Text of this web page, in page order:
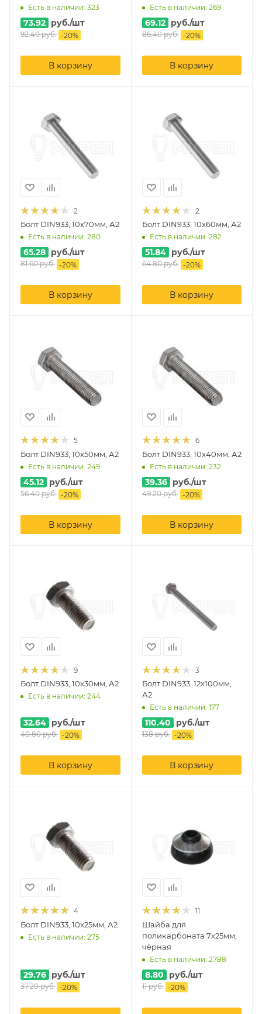
Есть в наличии: 323
73.92 руб./шт
92.40руб. -20%
В корзину
Есть в наличии: 269
69.12 руб./шт
86.40руб. -20%
В корзину
2
Болт DIN933, 10х70мм, А2
Есть в наличии: 280
65.28 руб./шт
81.60руб. -20%
В корзину
2
Болт DIN933, 10х60мм, А2
Есть в наличии: 282
51.84 руб./шт
64.80руб. -20%
В корзину
5
Болт DIN933, 10х50мм, А2
Есть в наличии: 249
45.12 руб./шт
56.40руб. -20%
В корзину
6
Болт DIN933, 10х40мм, А2
Есть в наличии: 232
39.36 руб./шт
49.20руб. -20%
В корзину
9
Болт DIN933, 10х30мм, А2
Есть в наличии: 244
32.64 руб./шт
40.80руб. -20%
В корзину
3
Болт DIN933, 12х100мм,
А2
Есть в наличии: 177
110.40 руб./шт
138руб. -20%
В корзину
4
Болт DIN933, 10х25мм, А2
Есть в наличии: 275
29.76 руб./шт
37.20руб. -20%
11
Шайба для
поликарбоната 7х25мм,
чёрная
Есть в наличии: 2788
8.80 руб./шт
11руб. -20%